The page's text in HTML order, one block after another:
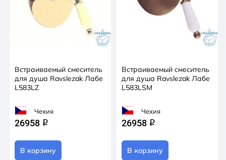
Встраиваемый смеситель
для душа Ravslezak Лабе
L583LZ
Чехия
26958 q
В корзину
Встраиваемый смеситель
для душа Ravslezak Лабе
L583LSM
Чехия
26958 q
В корзину